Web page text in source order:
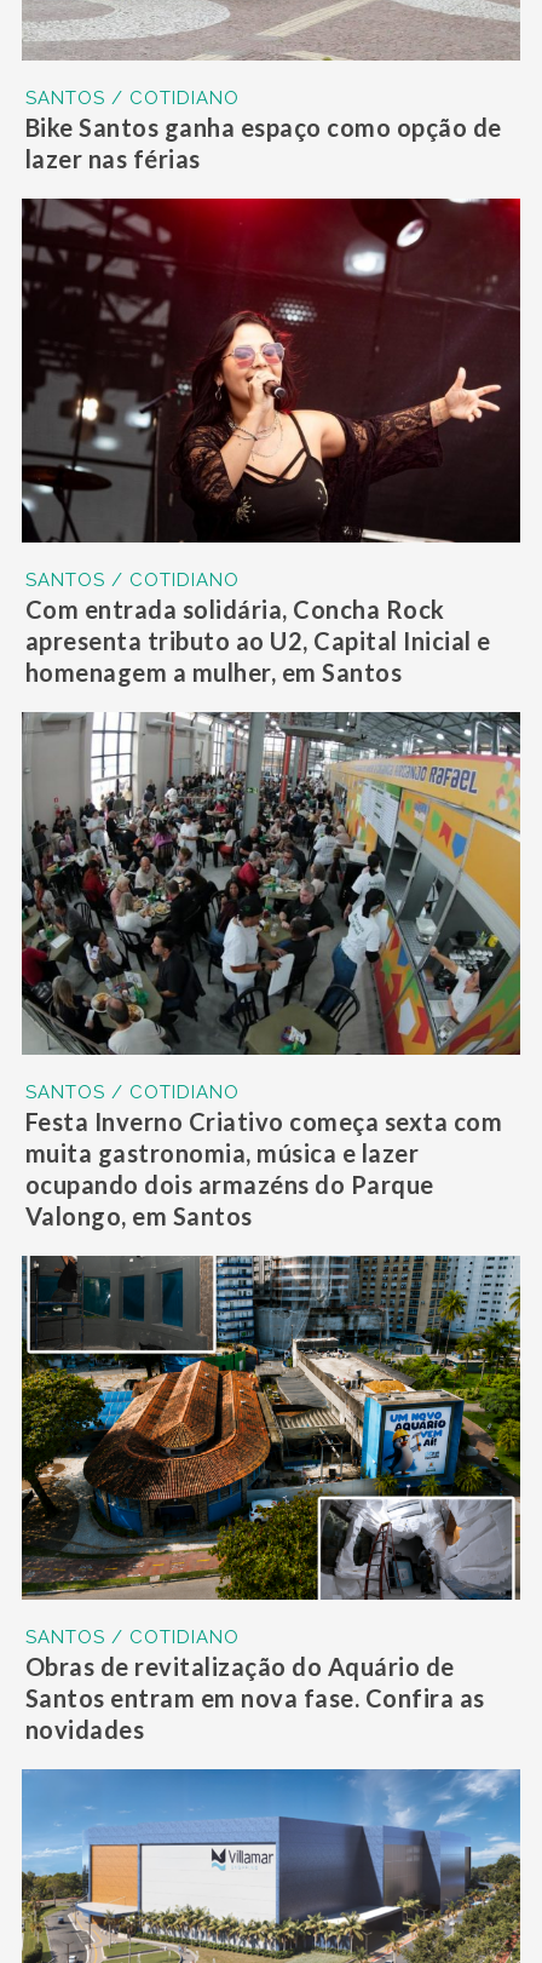
SANTOS / COTIDIANO
Bike Santos ganha espaço como opção de
lazer nas férias
SANTOS / COTIDIANO
Com entrada solidária, Concha Rock
apresenta tributo ao U2, Capital Inicial e
homenagem a mulher, em Santos
SANTOS / COTIDIANO
Festa Inverno Criativo começa sexta com
muita gastronomia, música e lazer
ocupando dois armazéns do Parque
Valongo, em Santos
SANTOS / COTIDIANO
Obras de revitalização do Aquário de
Santos entram em nova fase. Confira as
novidades